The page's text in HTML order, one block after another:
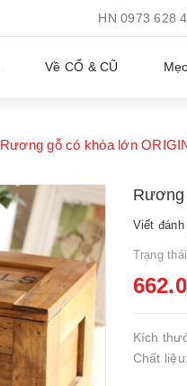
HN0973 628
Về CỔ & CŨ
Rương gỗ có khóa lớn
Viết đánh
Trạng
Kích
Chất